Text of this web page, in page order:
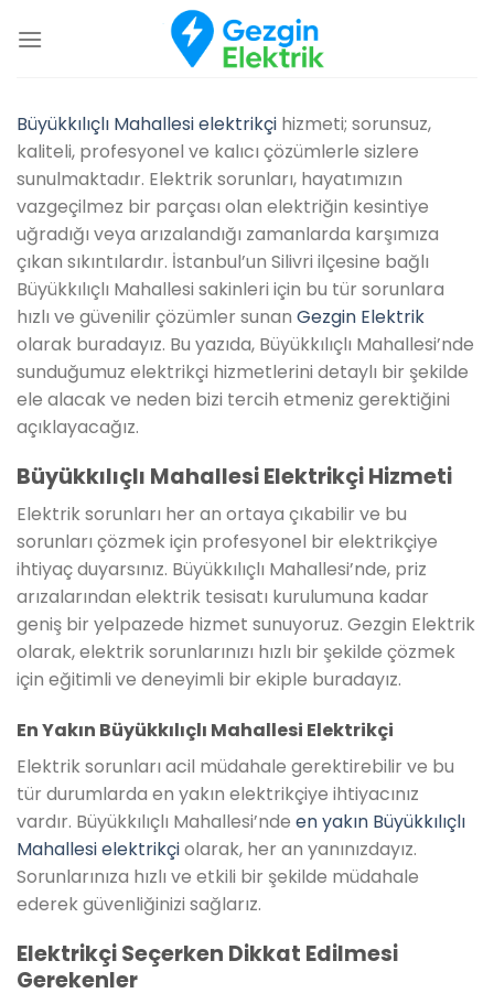
atla
Büyükkılıçlı Mahallesi elektrikçi hizmeti; sorunsuz,
kaliteli, profesyonel ve kalıcı çözümlerle sizlere
sunulmaktadır. Elektrik sorunları, hayatımızın
vazgeçilmez bir parçası olan elektriğin kesintiye
uğradığı veya arızalandığı zamanlarda karşımıza
çıkan sıkıntılardır. İstanbul’un Silivri ilçesine bağlı
Büyükkılıçlı Mahallesi sakinleri için bu tür sorunlara
hızlı ve güvenilir çözümler sunan Gezgin Elektrik
olarak buradayız. Bu yazıda, Büyükkılıçlı Mahallesi’nde
sunduğumuz elektrikçi hizmetlerini detaylı bir şekilde
ele alacak ve neden bizi tercih etmeniz gerektiğini
açıklayacağız.
Büyükkılıçlı Mahallesi Elektrikçi Hizmeti
Elektrik sorunları her an ortaya çıkabilir ve bu
sorunları çözmek için profesyonel bir elektrikçiye
ihtiyaç duyarsınız. Büyükkılıçlı Mahallesi’nde, priz
arızalarından elektrik tesisatı kurulumuna kadar
geniş bir yelpazede hizmet sunuyoruz. Gezgin Elektrik
olarak, elektrik sorunlarınızı hızlı bir şekilde çözmek
için eğitimli ve deneyimli bir ekiple buradayız.
En Yakın Büyükkılıçlı Mahallesi Elektrikçi
Elektrik sorunları acil müdahale gerektirebilir ve bu
tür durumlarda en yakın elektrikçiye ihtiyacınız
vardır. Büyükkılıçlı Mahallesi’nde en yakın Büyükkılıçlı
Mahallesi elektrikçiolarak, her an yanınızdayız.
Sorunlarınıza hızlı ve etkili bir şekilde müdahale
ederek güvenliğinizi sağlarız.
Elektrikçi Seçerken Dikkat Edilmesi
Gerekenler